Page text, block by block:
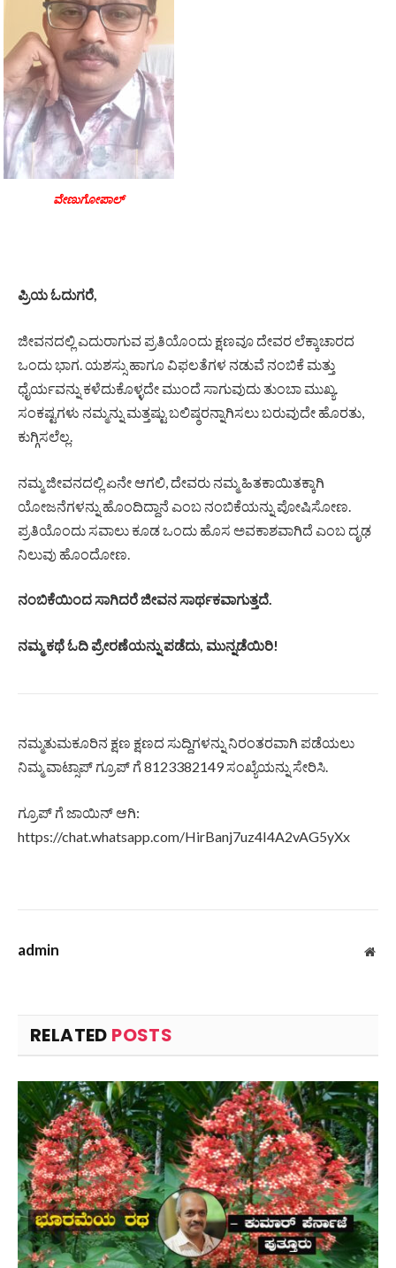
ವೇಣುಗೋಪಾಲ್
ಪ್ರಿಯ ಓದುಗರೆ,
ಜೀವನದಲ್ಲಿ ಎದುರಾಗುವ ಪ್ರತಿಯೊಂದು ಕ್ಷಣವೂ ದೇವರ ಲೆಕ್ಕಾಚಾರದ
ಒಂದು ಭಾಗ. ಯಶಸ್ಸು ಹಾಗೂ ವಿಫಲತೆಗಳ ನಡುವೆ ನಂಬಿಕೆ ಮತ್ತು
ಧೈರ್ಯವನ್ನು ಕಳೆದುಕೊಳ್ಳದೇ ಮುಂದೆ ಸಾಗುವುದು ತುಂಬಾ ಮುಖ್ಯ.
ಸಂಕಷ್ಟಗಳು ನಮ್ಮನ್ನು ಮತ್ತಷ್ಟು ಬಲಿಷ್ಠರನ್ನಾಗಿಸಲು ಬರುವುದೇ ಹೊರತು,
ಕುಗ್ಗಿಸಲೆಲ್ಲ.
ನಮ್ಮ ಜೀವನದಲ್ಲಿ ಏನೇ ಆಗಲಿ, ದೇವರು ನಮ್ಮ ಹಿತಕಾಯಿತಕ್ಕಾಗಿ
ಯೋಜನೆಗಳನ್ನು ಹೊಂದಿದ್ದಾನೆ ಎಂಬ ನಂಬಿಕೆಯನ್ನು ಪೋಷಿಸೋಣ.
ಪ್ರತಿಯೊಂದು ಸವಾಲು ಕೂಡ ಒಂದು ಹೊಸ ಅವಕಾಶವಾಗಿದೆ ಎಂಬ ದೃಢ
ನಿಲುವು ಹೊಂದೋಣ.
ನಂಬಿಕೆಯಿಂದ ಸಾಗಿದರೆ ಜೀವನ ಸಾರ್ಥಕವಾಗುತ್ತದೆ.
ನಮ್ಮ ಕಥೆ ಓದಿ ಪ್ರೇರಣೆಯನ್ನು ಪಡೆದು, ಮುನ್ನಡೆಯಿರಿ!
ನಮ್ಮತುಮಕೂರಿನ ಕ್ಷಣ ಕ್ಷಣದ ಸುದ್ದಿಗಳನ್ನು ನಿರಂತರವಾಗಿ ಪಡೆಯಲು
ನಿಮ್ಮ ವಾಟ್ಸಾಪ್ ಗ್ರೂಪ್ ಗೆ 8123382149 ಸಂಖ್ಯೆಯನ್ನು ಸೇರಿಸಿ.
ಗ್ರೂಪ್ ಗೆ ಜಾಯಿನ್ ಆಗಿ:
https://chat.whatsapp.com/HirBanj7uz4I4A2vAG5yXx
admin
RELATED POSTS